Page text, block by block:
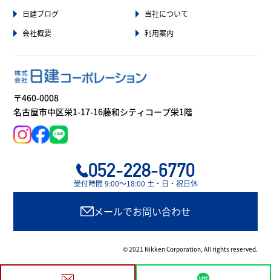
日建ブログ
当社について
会社概要
利用案内
〒460-0008
名古屋市中区栄1-17-16藤和シティコープ栄1階
052-228-6770
受付時間 9:00〜18:00 土・日・祝日休
メールでお問い合わせ
© 2021 Nikken Corporation, All rights reserved.